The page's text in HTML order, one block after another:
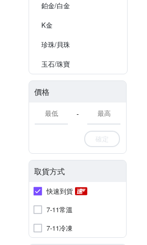
鉑金/白金
K金
珍珠/貝珠
玉石/珠寶
價格
-
確定
取貨方式
快速到貨
7-11常溫
7-11冷凍